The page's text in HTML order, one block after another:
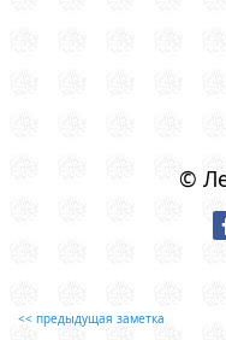
©
<< предыдущая заметка